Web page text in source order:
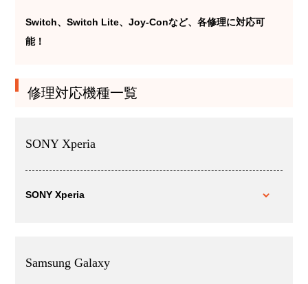
Switch、Switch Lite、Joy-Conなど、各修理に対応可
能！
修理対応機種一覧
SONY Xperia
SONY Xperia
Samsung Galaxy